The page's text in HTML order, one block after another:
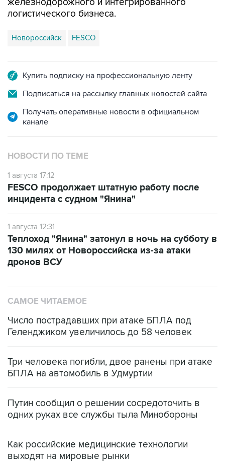
железнодорожного и интегрированного
логистического бизнеса.
Новороссийск FESCO
Купить подписку на профессиональную ленту
Подписаться на рассылку главных новостей сайта
Получать оперативные новости в официальном
канале
НОВОСТИ ПО ТЕМЕ
1 августа 17:12
FESCO продолжает штатную работу после
инцидента с судном "Янина"
1 августа 12:31
Теплоход "Янина" затонул в ночь на субботу в
130 милях от Новороссийска из-за атаки
дронов ВСУ
САМОЕ ЧИТАЕМОЕ
Число пострадавших при атаке БПЛА под
Геленджиком увеличилось до 58 человек
Три человека погибли, двое ранены при атаке
БПЛА на автомобиль в Удмуртии
Путин сообщил о решении сосредоточить в
одних руках все службы тыла Минобороны
Как российские медицинские технологии
выходят на мировые рынки